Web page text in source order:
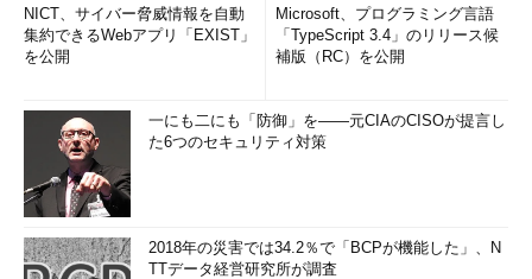
次に、AppContainer自身のSIDである「AppContainer SID」
」と呼ばれることもありま
ありません。というか、「パッケージのRID」の部分は、パッケ
ージのフルネームからある規則で生成されたもので、それ自体、
パッケージの名前を示しているといえるかもしれません。
S-1-15-2-＜パッケージのRID＞
NICT、サイバー脅威情報を自動
集約できるWebアプリ「EXIST」
を公開
Microsoft、プログラミング言語
「TypeScript 3.4」のリリース候
補版（RC）を公開
一にも二にも「防御」を――元CIAのCISOが提言し
た6つのセキュリティ対策
2018年の災害では34.2％で「BCPが機能した」、N
TTデータ経営研究所が調査